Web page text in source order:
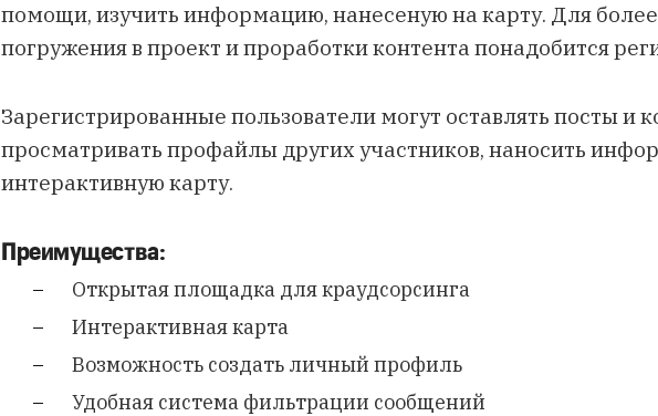
помощи, изучить информацию, нанесеную на карту. Для более
погружения в проект и проработки контента понадобится
Зарегистрированные пользователи могут оставлять посты и
просматривать профайлы других участников, наносить
интерактивную карту.
Преимущества:
Открытая площадка для краудсорсинга
Интерактивная карта
Возможность создать личный профиль
Удобная система фильтрации сообщений